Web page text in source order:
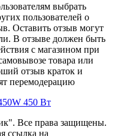
выбрать
пользователей о
Оставить отзыв могут
В отзыве должен быть
с магазином при
товара или
отзыв краток и
перемодерацию
450 Вт
Все права защищены.
ссылка на